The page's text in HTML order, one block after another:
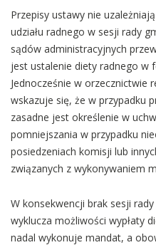
Przepisy ustawy nie
udziału radnego w sesji rady
sądów administracyjnych
jest ustalenie diety radnego w
Jednocześnie w orzecznictwie
wskazuje się, że w przypadku
zasadne jest określenie w
pomniejszania w przypadku
posiedzeniach komisji lub
związanych z wykonywaniem
W konsekwencji brak sesji
wyklucza możliwości wypłaty
nadal wykonuje mandat, a